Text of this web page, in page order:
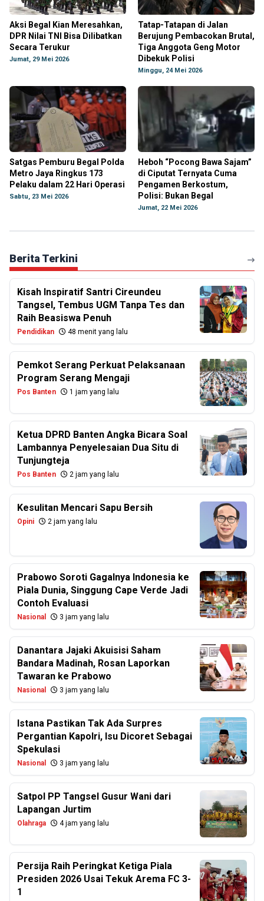
Aksi Begal Kian Meresahkan,
DPR Nilai TNI Bisa Dilibatkan
Secara Terukur
Jumat, 29 Mei 2026
Tatap-Tatapan di Jalan
Berujung Pembacokan Brutal,
Tiga Anggota Geng Motor
Dibekuk Polisi
Minggu, 24 Mei 2026
Satgas Pemburu Begal Polda
Metro Jaya Ringkus 173
Pelaku dalam 22 Hari Operasi
Sabtu, 23 Mei 2026
Heboh “Pocong Bawa Sajam”
di Ciputat Ternyata Cuma
Pengamen Berkostum,
Polisi: Bukan Begal
Jumat, 22 Mei 2026
Berita Terkini
Kisah Inspiratif Santri Cireundeu
Tangsel, Tembus UGM Tanpa Tes dan
Raih Beasiswa Penuh
Pendidikan 48 menit yang lalu
Pemkot Serang Perkuat Pelaksanaan
Program Serang Mengaji
Pos Banten 1 jam yang lalu
Ketua DPRD Banten Angka Bicara Soal
Lambannya Penyelesaian Dua Situ di
Tunjungteja
Pos Banten 2 jam yang lalu
Kesulitan Mencari Sapu Bersih
Opini 2 jam yang lalu
Prabowo Soroti Gagalnya Indonesia ke
Piala Dunia, Singgung Cape Verde Jadi
Contoh Evaluasi
Nasional 3 jam yang lalu
Danantara Jajaki Akuisisi Saham
Bandara Madinah, Rosan Laporkan
Tawaran ke Prabowo
Nasional 3 jam yang lalu
Istana Pastikan Tak Ada Surpres
Pergantian Kapolri, Isu Dicoret Sebagai
Spekulasi
Nasional 3 jam yang lalu
Satpol PP Tangsel Gusur Wani dari
Lapangan Jurtim
Olahraga 4 jam yang lalu
Persija Raih Peringkat Ketiga Piala
Presiden 2026 Usai Tekuk Arema FC 3-
1